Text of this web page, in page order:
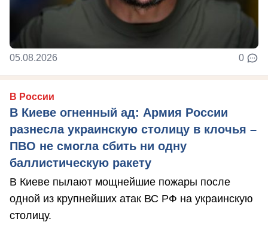
05.08.2026 0
В России
В Киеве огненный ад: Армия России
разнесла украинскую столицу в клочья –
ПВО не смогла сбить ни одну
баллистическую ракету
В Киеве пылают мощнейшие пожары после
одной из крупнейших атак ВС РФ на украинскую
столицу.